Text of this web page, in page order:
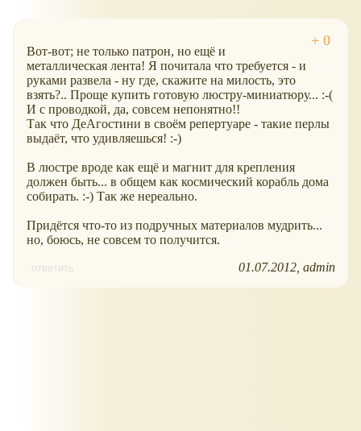
Вот-вот; не только патрон, но ещё и
металлическая лента! Я почитала что требуется - и
руками развела - ну где, скажите на милость, это
взять?.. Проще купить готовую люстру-миниатюру... :-(
И с проводкой, да, совсем непонятно!!
Так что ДеАгостини в своём репертуаре - такие перлы
выдаёт, что удивляешься! :-)
В люстре вроде как ещё и магнит для крепления
должен быть... в общем как космический корабль дома
собирать. :-) Так же нереально.
Придётся что-то из подручных материалов мудрить...
но, боюсь, не совсем то получится.
ответить 01.07.2012 admin